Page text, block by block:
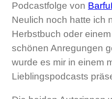
Podcastfolge von
Neulich noch hatte ich
Herbstbuch oder
schönen Anregungen
wurde es mir in einem
Lieblingspodcasts